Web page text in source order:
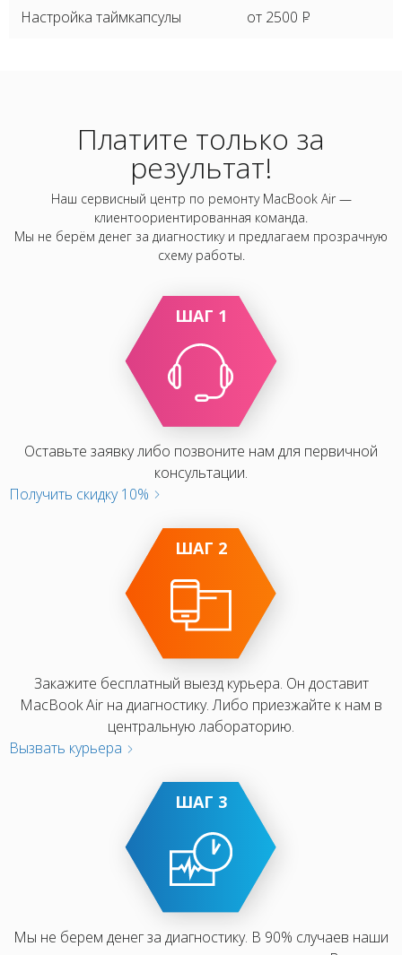
Настройка таймкапсулы от 2500 P
Платите только за
результат!
Наш сервисный центр по ремонту MacBook Air —
клиентоориентированная команда.
Мы не берём денег за диагностику и предлагаем прозрачную
схему работы.
ШАГ 1
Оставьте заявку либо позвоните нам для первичной
консультации.
Получить скидку 10%
ШАГ 2
Закажите бесплатный выезд курьера. Он доставит
MacBook Air на диагностику. Либо приезжайте к нам в
центральную лабораторию.
Вызвать курьера
ШАГ 3
Мы не берем денег за диагностику. В 90% случаев наши